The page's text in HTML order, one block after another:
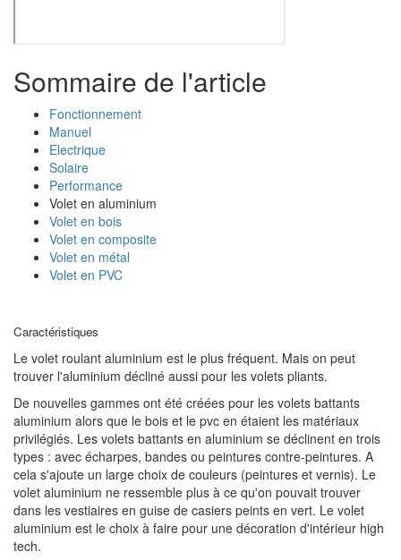
Sommaire de l'article
Fonctionnement
Manuel
Electrique
Solaire
Performance
Volet en aluminium
Volet en bois
Volet en composite
Volet en métal
Volet en PVC
Caractéristiques
Le volet roulant aluminium est le plus fréquent. Mais on peut
trouver l'aluminium décliné aussi pour les volets pliants.
De nouvelles gammes ont été créées pour les volets battants
aluminium alors que le bois et le pvc en étaient les matériaux
privilégiés. Les volets battants en aluminium se déclinent en trois
types : avec écharpes, bandes ou peintures contre-peintures. A
cela s'ajoute un large choix de couleurs (peintures et vernis). Le
volet aluminium ne ressemble plus à ce qu'on pouvait trouver
dans les vestiaires en guise de casiers peints en vert. Le volet
aluminium est le choix à faire pour une décoration d'intérieur high
tech.